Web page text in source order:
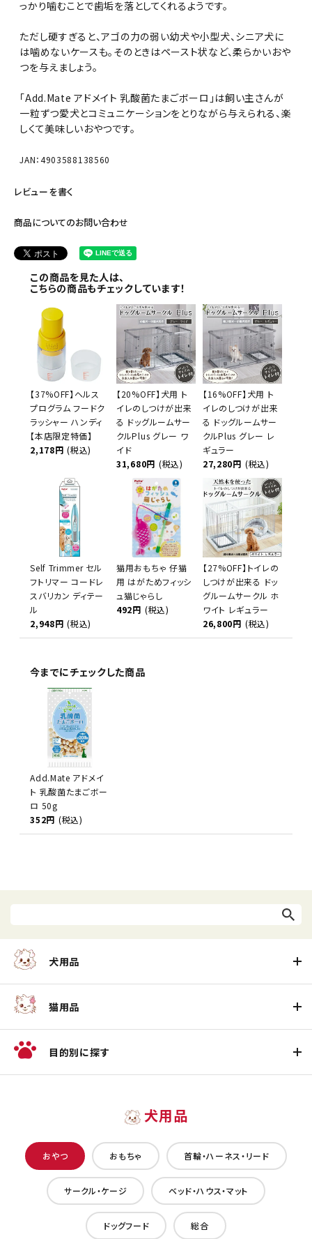
っかり噛むことで歯垢を落としてくれるようです。
ただし硬すぎると、アゴの力の弱い幼犬や小型犬、シニア犬に
は噛めないケースも。そのときはペースト状など、柔らかいおや
つを与えましょう。
「Add.Mate アドメイト 乳酸菌たまごボーロ」は飼い主さんが
一粒ずつ愛犬とコミュニケーションをとりながら与えられる、楽
しくて美味しいおやつです。
JAN：4903588138560
レビューを書く
商品についてのお問い合わせ
この商品を見た人は、
こちらの商品もチェックしています！
【37%OFF】ヘルス
プログラム フードク
ラッシャー ハンディ
【本店限定特価】
2,178円 (税込)
【20%OFF】犬用 ト
イレのしつけが出来
る ドッグルームサー
クルPlus グレー ワ
イド
31,680円 (税込)
【16%OFF】犬用 ト
イレのしつけが出来
る ドッグルームサー
クルPlus グレー レ
ギュラー
27,280円 (税込)
Self Trimmer セル
フトリマー コードレ
スバリカン ディテー
ル
2,948円 (税込)
猫用おもちゃ 仔猫
用 はがためフィッシ
ュ猫じゃらし
492円 (税込)
【27%OFF】トイレの
しつけが出来る ドッ
グルームサークル ホ
ワイト レギュラー
26,800円 (税込)
今までにチェックした商品
Add.Mate アドメイ
ト 乳酸菌たまごボー
ロ 50g
352円 (税込)
犬用品
猫用品
目的別に探す
犬用品
おやつ おもちゃ 首輪・ハーネス・リード
サークル・ケージ ベッド・ハウス・マット
ドッグフード 総合